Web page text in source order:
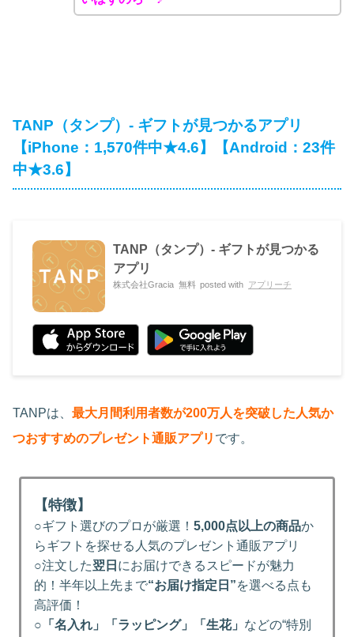
TANP（タンプ）- ギフトが見つかるアプリ
【iPhone：1,570件中★4.6】【Android：23件
中★3.6】
TANP（タンプ）- ギフトが見つかる
アプリ
株式会社Gracia 無料 posted with アプリーチ
TANPは、 最大月間利用者数が200万人を突破した人気か
つおすすめのプレゼント通販アプリ です。
【特徴】
○ギフト選びのプロが厳選！5,000点以上の商品か
らギフトを探せる人気のプレゼント通販アプリ
○注文した翌日 にお届けできるスピードが魅力
的！半年以上先まで“お届け指定日”を選べる点も
高評価！
○ 「名入れ」「ラッピング」「生花」 などの“特別